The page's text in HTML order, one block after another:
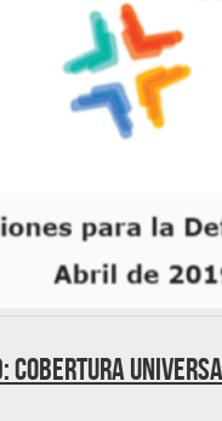
Cobertura